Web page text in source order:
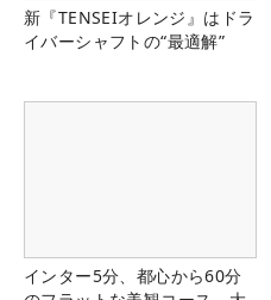
新『TENSEIオレンジ』はドラ
イバーシャフトの“最適解”
インター5分、都心から60分